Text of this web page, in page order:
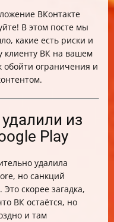
и советы по
и подписки
ВКонтакте
В этом посте мы
какие есть риски и
клиенту ВК на вашем
ограничения и
из
Play
удалила
но санкций
скорее загадка,
ВК остаётся, но
и там